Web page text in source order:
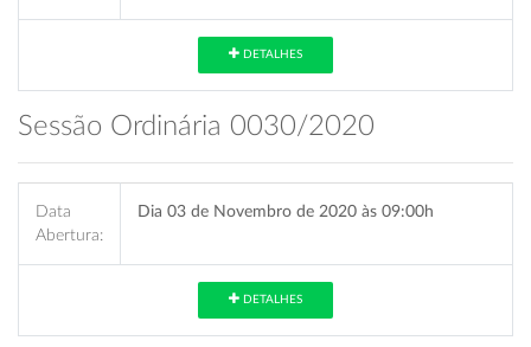
DETALHES
Sessão Ordinária 0030/2020
Data
Abertura:
Dia 03 de Novembro de 2020 às 09:00h
DETALHES